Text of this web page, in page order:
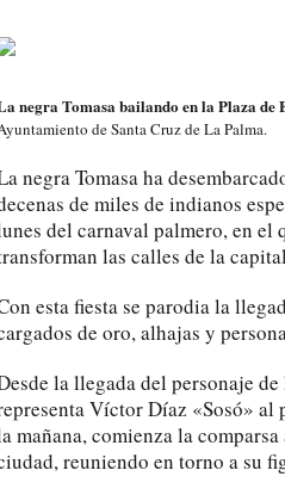
negra Tomasa bailando en la Plaza de
de Santa Cruz de La Palma.
negra Tomasa ha
de miles de indianos
del carnaval palmero, en el
las calles de la
esta fiesta se parodia la
de oro, alhajas y
la llegada del personaje de
Víctor Díaz «Sosó» al
mañana, comienza la
reuniendo en torno a su